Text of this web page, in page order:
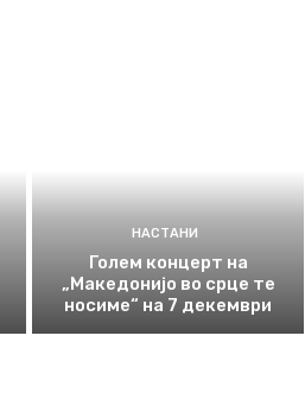
НАСТАНИ
Голем концерт на
„Македонијо во срце те
носиме“ на 7 декември